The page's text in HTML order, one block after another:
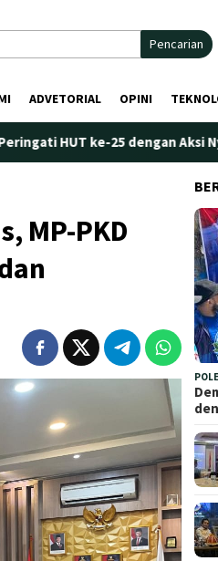
Pencarian
ADVETORIAL OPINI
25 dengan Aksi Nyata di
MP-PKD